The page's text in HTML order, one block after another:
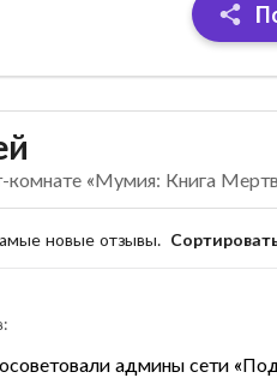
комнате «Мумия: Книга
новые отзывы.
админы сети